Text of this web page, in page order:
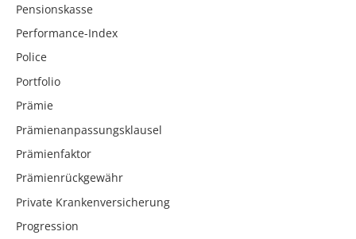
Pensionskasse
Performance-Index
Police
Portfolio
Prämie
Prämienanpassungsklausel
Prämienfaktor
Prämienrückgewähr
Private Krankenversicherung
Progression